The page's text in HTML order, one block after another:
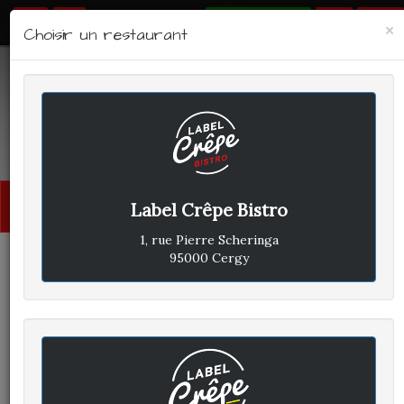
LABEL CRÊPE - BISTRO
MICHEL G A
ÉCRIT LE VENDREDI 6
SEPTEMBRE 2024
×
Choisir un restaurant
Label Crêpe Bistro
1, rue Pierre Scheringa
95000 Cergy